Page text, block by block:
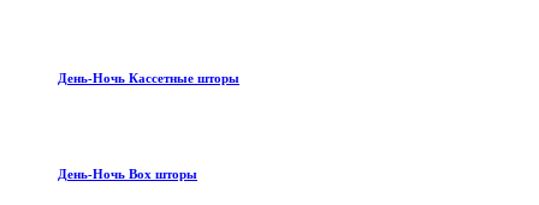
День-Ночь Кассетные шторы
День-Ночь Box шторы